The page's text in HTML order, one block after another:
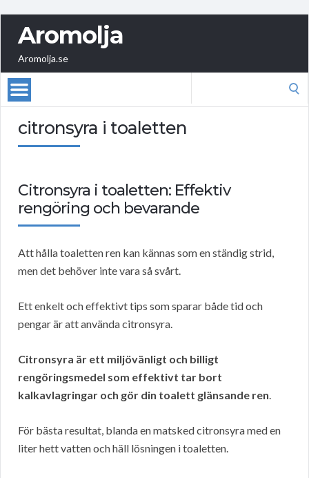
Aromolja
Aromolja.se
citronsyra i toaletten
Citronsyra i toaletten: Effektiv
rengöring och bevarande
Att hålla toaletten ren kan kännas som en ständig strid,
men det behöver inte vara så svårt.
Ett enkelt och effektivt tips som sparar både tid och
pengar är att använda citronsyra.
Citronsyra är ett miljövänligt och billigt
rengöringsmedel som effektivt tar bort
kalkavlagringar och gör din toalett glänsande ren.
För bästa resultat, blanda en matsked citronsyra med en
liter hett vatten och häll lösningen i toaletten.